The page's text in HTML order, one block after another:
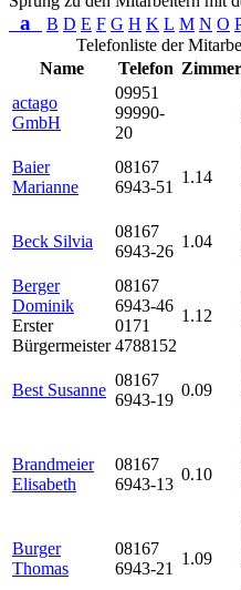
a B D E F G H K L M N O
Telefonliste der
Name
Telefon Zimmer
actago
GmbH
09951
99990-
20
Baier
Marianne
08167
6943-51
1.14
Beck Silvia
08167
6943-26
1.04
Berger
Dominik
Erster
Bürgermeister
08167
6943-46
0171
4788152
1.12
Best Susanne
08167
6943-19
0.09
Brandmeier
Elisabeth
08167
6943-13
0.10
Burger
Thomas
08167
6943-21
1.09